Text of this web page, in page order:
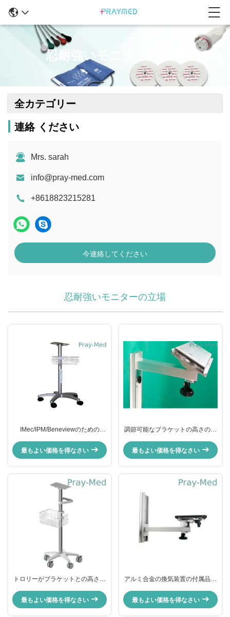
忍耐強いモニターの立場
全カテゴリー
連絡 ください
Mrs. sarah
info@pray-med.com
+8618823215281
今連絡してください
忍耐強いモニターの立場
IMec/IPM/Beneviewのための
場/移動式トロリー
最もよい価格を得なさい
調節可能なブラケットの高さのア
場の壁の台紙
最もよい価格を得なさい
トロリーがブラケットとの高さを
ーは1000mmの高さを固定した
最もよい価格を得なさい
アルミ合金の換気装置の付属品の
可能なピボット腕
最もよい価格を得なさい